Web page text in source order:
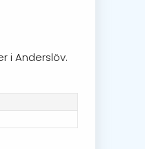
i Anderslöv.